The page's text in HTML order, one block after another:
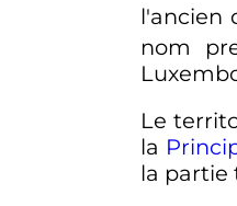
l'ancien
nom
Le
la
la partie